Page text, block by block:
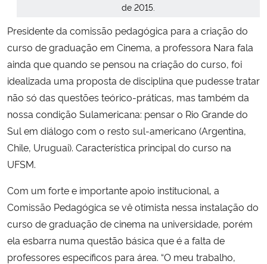
de 2015.
Presidente da comissão pedagógica para a criação do
curso de graduação em Cinema, a professora Nara fala
ainda que quando se pensou na criação do curso, foi
idealizada uma proposta de disciplina que pudesse tratar
não só das questões teórico-práticas, mas também da
nossa condição Sulamericana: pensar o Rio Grande do
Sul em diálogo com o resto sul-americano (Argentina,
Chile, Uruguai). Característica principal do curso na
UFSM.
Com um forte e importante apoio institucional, a
Comissão Pedagógica se vê otimista nessa instalação do
curso de graduação de cinema na universidade, porém
ela esbarra numa questão básica que é a falta de
professores específicos para área. “O meu trabalho,